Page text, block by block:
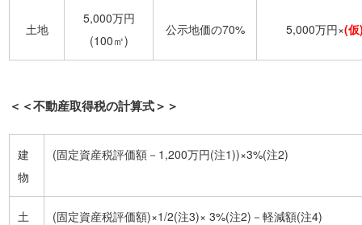
土地
5,000万円
(100㎡)
公示地価の70% 5,000万円×(
＜＜不動産取得税の計算式＞＞
建
物
(固定資産税評価額－1,200万円(注1))×3%(注2)
土
(固定資産税評価額)×1/2(注3)× 3%(注2)－軽減額(注4)